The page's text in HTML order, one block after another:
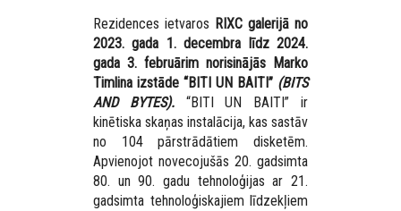
Rezidences ietvaros RIXC galerijā no
2023. gada 1. decembra līdz 2024.
gada 3. februārim norisinājās Marko
Timlina izstāde “BITI UN BAITI” (BITS
AND BYTES).“BITI UN BAITI” ir
kinētiska skaņas instalācija, kas sastāv
no 104 pārstrādātiem disketēm.
Apvienojot novecojušās 20. gadsimta
80. un 90. gadu tehnoloģijas ar 21.
gadsimta tehnoloģiskajiem līdzekļiem